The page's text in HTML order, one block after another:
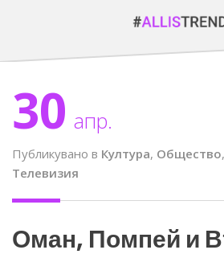
30 апр.
Публикувано в Култура, Общество,
Телевизия
Оман, Помпей и